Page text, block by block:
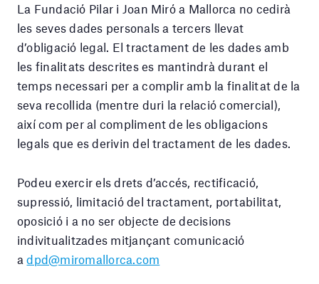
La Fundació Pilar i Joan Miró a Mallorca no cedirà
les seves dades personals a tercers llevat
d’obligació legal. El tractament de les dades amb
les finalitats descrites es mantindrà durant el
temps necessari per a complir amb la finalitat de la
seva recollida (mentre duri la relació comercial),
així com per al compliment de les obligacions
legals que es derivin del tractament de les dades.
Podeu exercir els drets d’accés, rectificació,
supressió, limitació del tractament, portabilitat,
oposició i a no ser objecte de decisions
indivitualitzades mitjançant comunicació
adpd@miromallorca.com